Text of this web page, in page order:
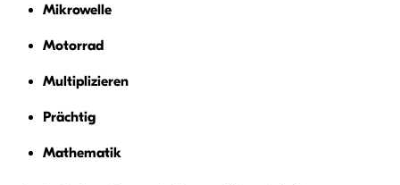
Mikrowelle
Motorrad
Multiplizieren
Prächtig
Mathematik